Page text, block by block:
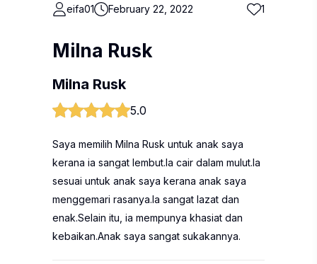
eifa01 February 22, 2022 1
Milna Rusk
Milna Rusk
5.0
Saya memilih Milna Rusk untuk anak saya
kerana ia sangat lembut.Ia cair dalam mulut.Ia
sesuai untuk anak saya kerana anak saya
menggemari rasanya.Ia sangat lazat dan
enak.Selain itu, ia mempunya khasiat dan
kebaikan.Anak saya sangat sukakannya.